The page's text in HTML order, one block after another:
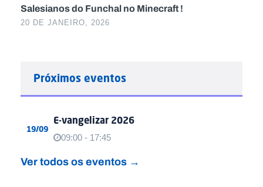
Salesianos do Funchal no Minecraft !
20 DE JANEIRO, 2026
Próximos eventos
19/09
E-vangelizar 2026
09:00 - 17:45
Ver todos os eventos →